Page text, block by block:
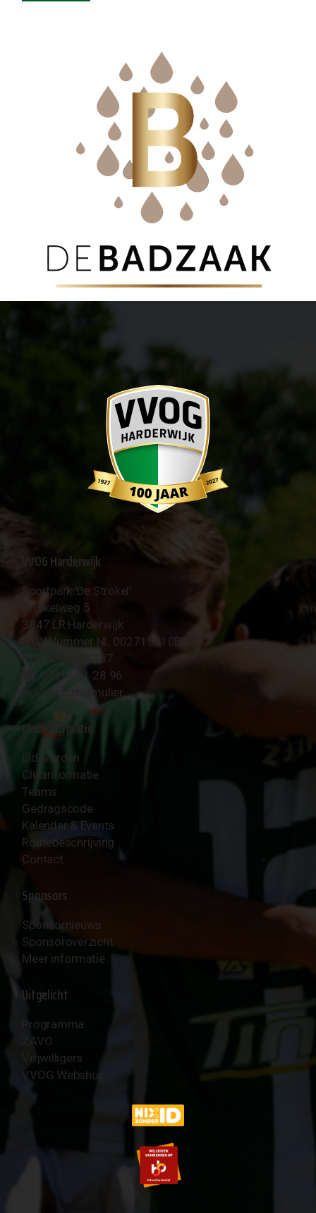
VVOG Harderwijk
Sportpark 'De Strokel'
Strokelweg 5
3847 LR Harderwijk
BTW Nummer NL 002715910B01
KvK Nr 40094437
☎︎ 0341 - 41 28 96
✉︎ Contactformulier
Clubinformatie
Lid worden
Clubinformatie
Teams
Gedragscode
Kalender & Events
Routebeschrijving
Contact
Sponsors
Sponsornieuws
Sponsoroverzicht
Meer informatie
Uitgelicht
Programma
ZAVO
Vrijwilligers
VVOG Webshop